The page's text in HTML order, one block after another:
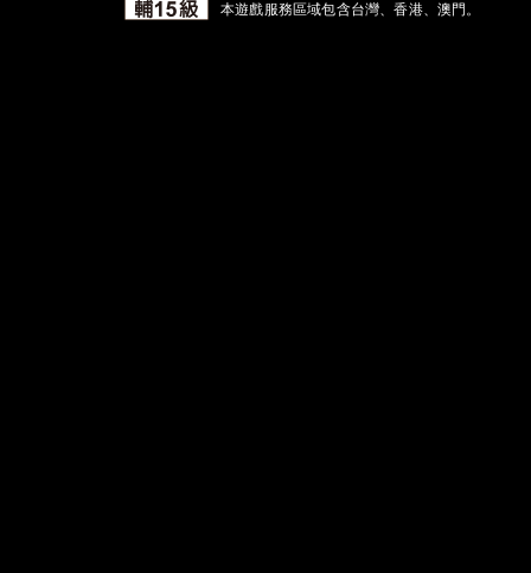
本遊戲服務區域包含台灣、香港、澳門。